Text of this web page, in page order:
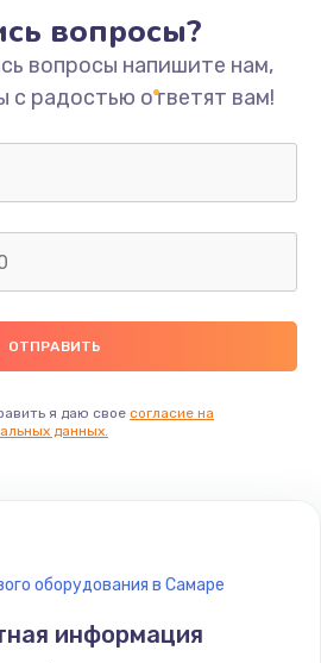
вопросы?
вопросы напишите нам,
с радостью ответят вам!
я даю свое согласие на
данных.
оборудования в Самаре
информация